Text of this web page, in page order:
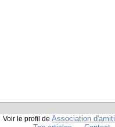
Voir le profil de Association